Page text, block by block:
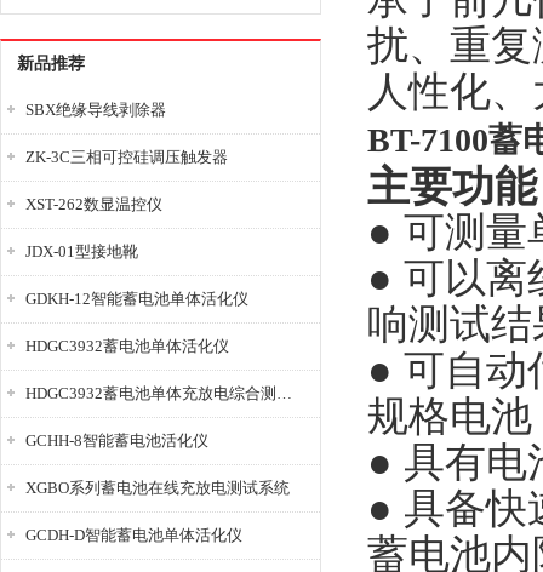
新品推荐
SBX绝缘导线剥除器
ZK-3C三相可控硅调压触发器
XST-262数显温控仪
JDX-01型接地靴
GDKH-12智能蓄电池单体活化仪
HDGC3932蓄电池单体活化仪
HDGC3932蓄电池单体充放电综合测试仪
GCHH-8智能蓄电池活化仪
XGBO系列蓄电池在线充放电测试系统
GCDH-D智能蓄电池单体活化仪
扰、重
人性化
BT-7100蓄
主要功能
● 可测量
● 可以离
响测试结
● 可自动
规格电池
● 具有电
● 具备快
蓄电池内